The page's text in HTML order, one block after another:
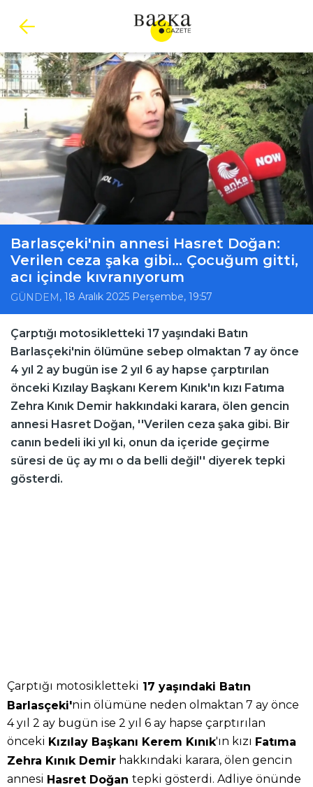
Barlasçeki'nin annesi Hasret Doğan:
Verilen ceza şaka gibi... Çocuğum gitti,
acı içinde kıvranıyorum
GÜNDEM, 18 Aralık 2025 Perşembe, 19:57
Çarptığı motosikletteki 17 yaşındaki Batın
Barlasçeki'nin ölümüne sebep olmaktan 7 ay önce
4 yıl 2 ay bugün ise 2 yıl 6 ay hapse çarptırılan
önceki Kızılay Başkanı Kerem Kınık'ın kızı Fatıma
Zehra Kınık Demir hakkındaki karara, ölen gencin
annesi Hasret Doğan, ''Verilen ceza şaka gibi. Bir
canın bedeli iki yıl ki, onun da içeride geçirme
süresi de üç ay mı o da belli değil'' diyerek tepki
gösterdi.
Çarptığı motosikletteki 17 yaşındaki Batın
Barlasçeki'nin ölümüne neden olmaktan 7 ay önce
4 yıl 2 ay bugün ise 2 yıl 6 ay hapse çarptırılan
önceki Kızılay Başkanı Kerem Kınık'ın kızı Fatıma
Zehra Kınık Demir hakkındaki karara, ölen gencin
annesi Hasret Doğan tepki gösterdi. Adliye önünde